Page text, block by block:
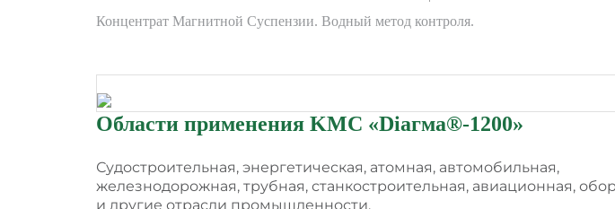
Концентрат Магнитной Суспензии. Водный метод контроля.
Области применения KMC «Dіагма®-1200»
Судостроительная, энергетическая, атомная, автомобильная,
железнодорожная, трубная, станкостроительная, авиационная,
и другие отрасли промышленности.